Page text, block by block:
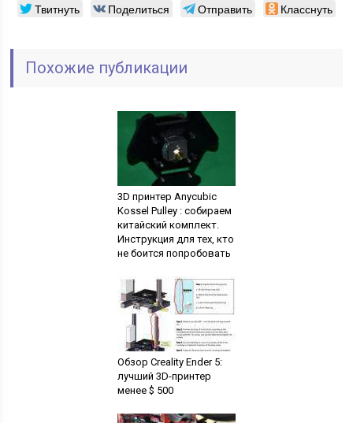
Твитнуть Поделиться Отправить Класснуть
Похожие публикации
3D принтер Anycubic
Kossel Pulley : собираем
китайский комплект.
Инструкция для тех, кто
не боится попробовать
Обзор Creality Ender 5:
лучший 3D-принтер
менее $ 500